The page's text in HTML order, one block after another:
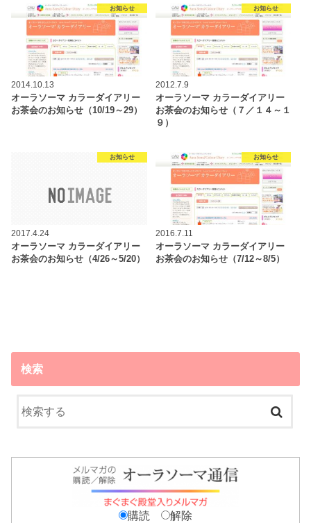
お知らせ
2014.10.13
オーラソーマ カラーダイアリー
お茶会のお知らせ（10/19～29）
お知らせ
2012.7.9
オーラソーマ カラーダイアリー
お茶会のお知らせ（７／１４～１
９）
お知らせ
2017.4.24
オーラソーマ カラーダイアリー
お茶会のお知らせ（4/26～5/20）
お知らせ
2016.7.11
オーラソーマ カラーダイアリー
お茶会のお知らせ（7/12～8/5）
検索
購読 解除